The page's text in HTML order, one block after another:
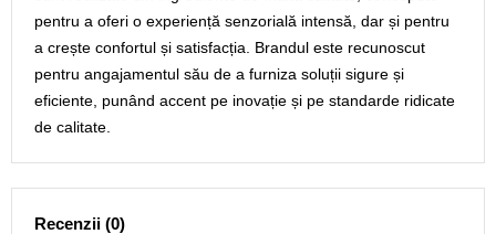
pentru a oferi o experiență senzorială intensă, dar și pentru
a crește confortul și satisfacția. Brandul este recunoscut
pentru angajamentul său de a furniza soluții sigure și
eficiente, punând accent pe inovație și pe standarde ridicate
de calitate.
Recenzii (0)